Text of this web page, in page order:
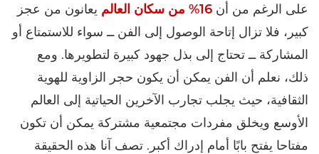
على الرغم من أن 16% من سكان العالم
يعانون من عجز
كبير، فلا تزال إتاحة الوصول إلى الفن ــ سواء للاستمتاع أو
المشاركة ــ تحتاج إلى بذل جهود كبيرة لتطويرها. ومع
ذلك، نعلم أن الفن يمكن أن يكون حجر الزاوية للهوية
الثقافية، حيث يجلب تجارب الآخرين الحياتية إلى العالم
الأوسع ويخلق مفردات مجتمعية مشتركة يمكن أن تكون
مفتاحا يفتح بابًا أمام إدراك أكبر. تصف آنا هذه الحقيقة